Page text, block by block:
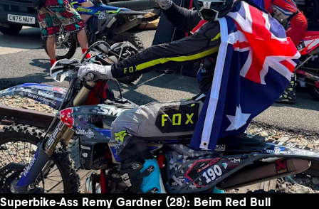
Superbike-Ass Remy Gardner (28): Beim Red Bull